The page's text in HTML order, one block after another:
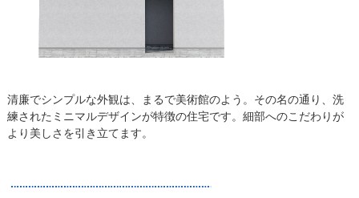
清廉でシンプルな外観は、まるで美術館のよう。その名の通り、洗
練されたミニマルデザインが特徴の住宅です。細部へのこだわりが
より美しさを引き立てます。